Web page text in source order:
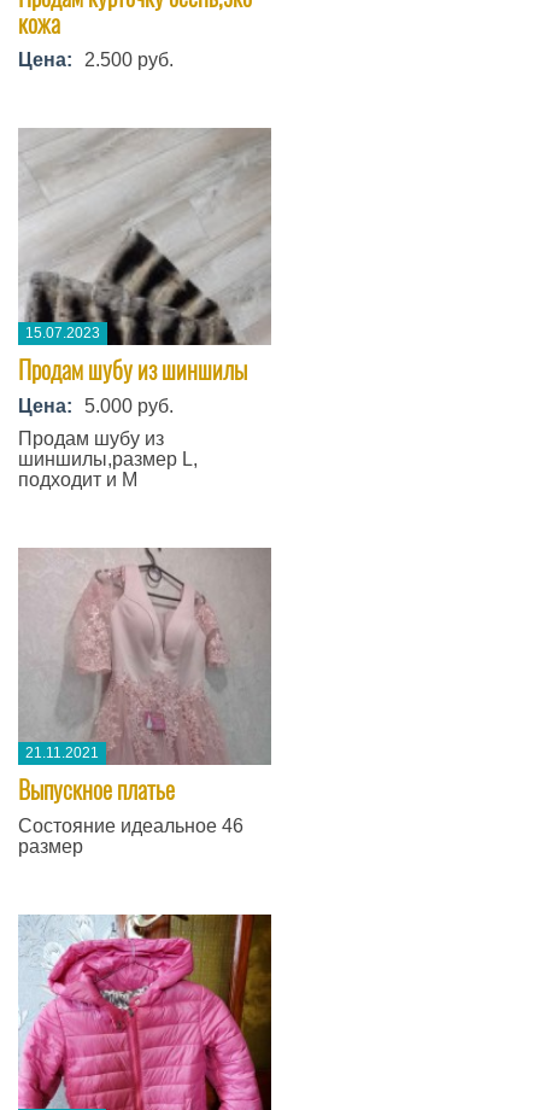
кожа
Цена: 2.500 руб.
15.07.2023
Продам шубу из шиншилы
Цена:
5.000 руб.
Продам шубу из
шиншилы,размер L,
подходит и М
21.11.2021
​Выпускное платье
Состояние идеальное 46
размер